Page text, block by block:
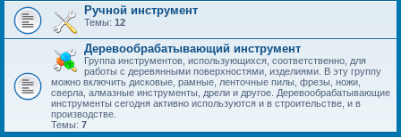
Ручной инструмент
Темы: 12
Деревообрабатывающий инструмент
Группа инструментов, использующихся, соответственно, для
работы с деревянными поверхностями, изделиями. В эту группу
можно включить дисковые, рамные, ленточные пилы, фрезы, ножи,
сверла, алмазные инструменты, дрели и другое. Деревообрабатывающие
инструменты сегодня активно используются и в строительстве, и в
производстве.
Темы: 7